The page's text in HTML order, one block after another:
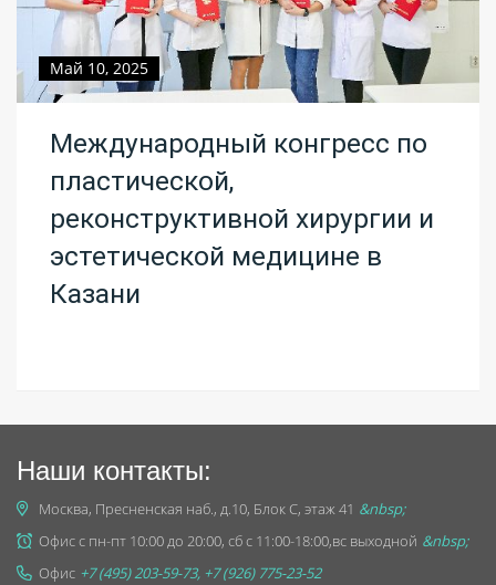
Май 10, 2025
Международный конгресс по
пластической,
реконструктивной хирургии и
эстетической медицине в
Казани
Наши контакты:
Москва, Пресненская наб., д.10, Блок С, этаж 41 &nbsp;
Офис с пн-пт 10:00 до 20:00, сб с 11:00-18:00,вс выходной &nbsp;
Офис +7 (495) 203-59-73, +7 (926) 775-23-52